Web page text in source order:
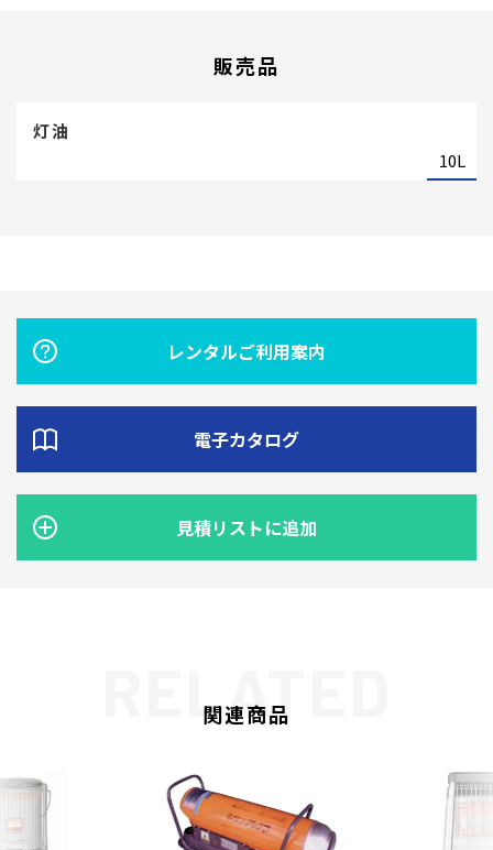
販売品
灯油
10L
レンタルご利用案内
電子カタログ
見積リストに追加
関連商品